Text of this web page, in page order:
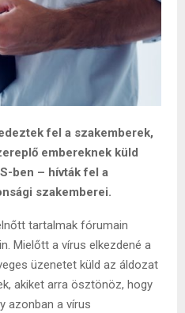
fel a szakemberek,
embereknek küld
ben – hívták fel a
szakemberei.
tartalmak fórumain
Mielőtt a vírus elkezdené a
üzenetet küld az áldozat
akiket arra ösztönöz, hogy
azonban a vírus